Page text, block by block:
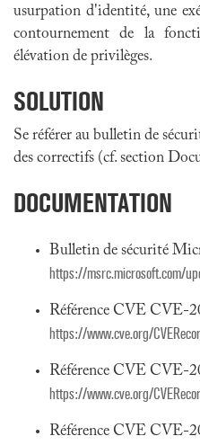
usurpation d'identité, une
contournement de la
élévation de privilèges.
SOLUTION
Se référer au bulletin de
des correctifs (cf. section
DOCUMENTATION
Bulletin de sécurité
https://msrc.microsoft.com/
Référence CVE CVE-
https://www.cve.org/
Référence CVE CVE-
https://www.cve.org/
Référence CVE CVE-